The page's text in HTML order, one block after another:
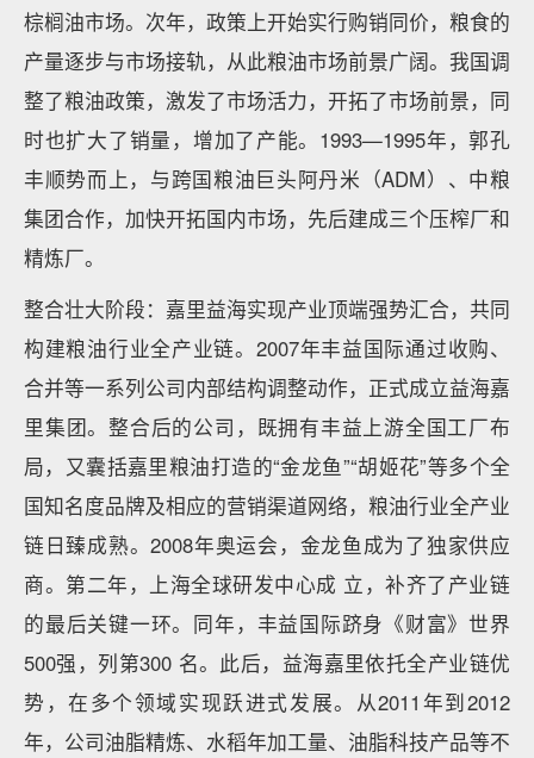
棕榈油市场。次年，政策上开始实行购销同价，粮食的
产量逐步与市场接轨，从此粮油市场前景广阔。我国调
整了粮油政策，激发了市场活力，开拓了市场前景，同
时也扩大了销量，增加了产能。1993—1995年，郭孔
丰顺势而上，与跨国粮油巨头阿丹米（ADM）、中粮
集团合作，加快开拓国内市场，先后建成三个压榨厂和
精炼厂。
整合壮大阶段：嘉里益海实现产业顶端强势汇合，共同
构建粮油行业全产业链。2007年丰益国际通过收购、
合并等一系列公司内部结构调整动作，正式成立益海嘉
里集团。整合后的公司，既拥有丰益上游全国工厂布
局，又囊括嘉里粮油打造的“金龙鱼”“胡姬花”等多个全
国知名度品牌及相应的营销渠道网络，粮油行业全产业
链日臻成熟。2008年奥运会，金龙鱼成为了独家供应
商。第二年，上海全球研发中心成 立，补齐了产业链
的最后关键一环。同年，丰益国际跻身《财富》世界
500强，列第300 名。此后，益海嘉里依托全产业链优
势，在多个领域实现跃进式发展。从2011年到2012
年，公司油脂精炼、水稻年加工量、油脂科技产品等不